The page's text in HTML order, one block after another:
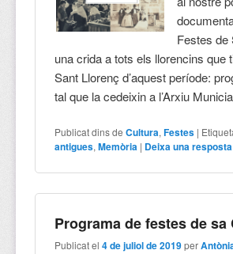
Festes de
una crida a tots els llorencins
Sant Llorenç d’aquest període:
tal que la cedeixin a l’Arxiu
Publicat dins de Cultura,Festes |
antigues,Memòria | Deixa una resposta
Programa de festes de sa
Publicat el4 de juliol de 2019 per